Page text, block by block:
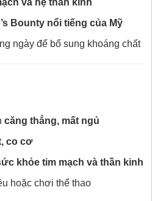
và hệ thần kinh
Bounty nổi tiếng của Mỹ
ngày để bổ sung khoáng chất
căng thẳng, mất ngủ
co cơ
khỏe tim mạch và thần kinh
hoặc chơi thể thao